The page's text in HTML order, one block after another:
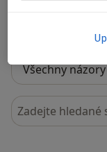
Hledejte v